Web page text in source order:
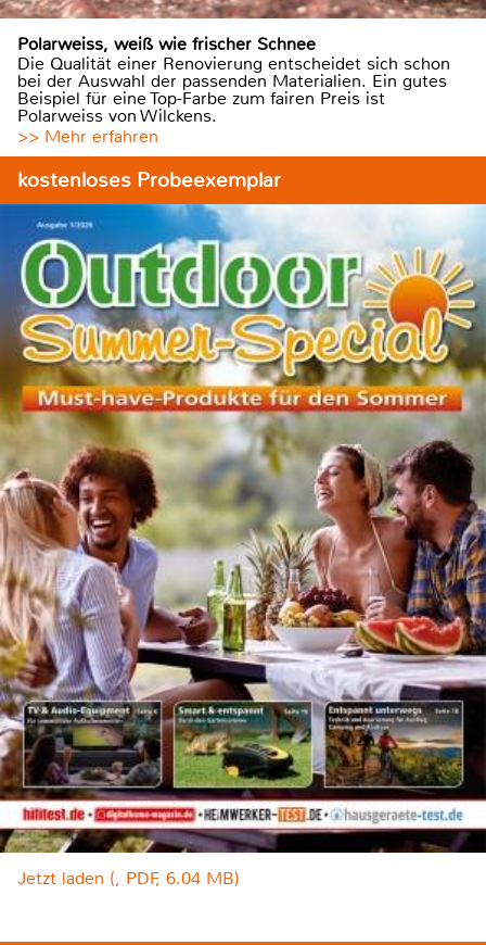
Polarweiss, weiß wie frischer Schnee
Die Qualität einer Renovierung entscheidet sich schon
bei der Auswahl der passenden Materialien. Ein gutes
Beispiel für eine Top-Farbe zum fairen Preis ist
Polarweiss von Wilckens.
>> Mehr erfahren
kostenloses Probeexemplar
Jetzt laden (, PDF, 6.04 MB)